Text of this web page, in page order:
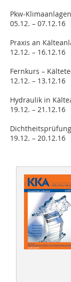
Pkw-
05.12. – 07.12.16
Praxis an
12.12. – 16.12.16
Fernkurs –
12.12. – 13.12.16
Hydraulik in
19.12. – 21.12.16
19.12. – 20.12.16